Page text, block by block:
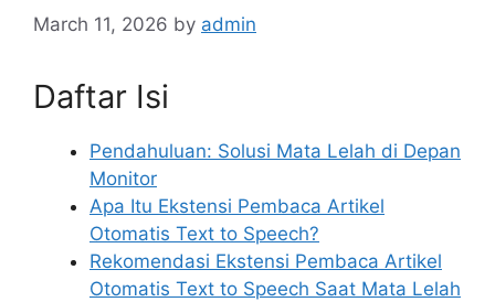
March 11, 2026 by admin
Daftar Isi
Pendahuluan: Solusi Mata Lelah di Depan
Monitor
Apa Itu Ekstensi Pembaca Artikel
Otomatis Text to Speech?
Rekomendasi Ekstensi Pembaca Artikel
Otomatis Text to Speech Saat Mata Lelah